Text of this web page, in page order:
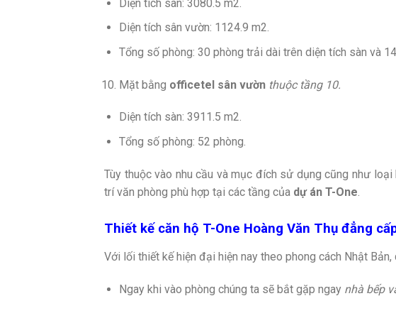
Diện tích sàn: 3080.5 m2.
Diện tích sân vườn: 1124.9 m2.
Tổng số phòng: 30 phòng trải dài trên diện tích sàn và
Mặt bằng officetel sân vườn thuộc tầng 10.
Diện tích sàn: 3911.5 m2.
Tổng số phòng: 52 phòng.
Tùy thuộc vào nhu cầu và mục đích sử dụng cũng như
trí văn phòng phù hợp tại các tầng của dự án T-One
Thiết kế căn hộ T-One Hoàng Văn Thụ đẳng
Với lối thiết kế hiện đại hiện nay theo phong cách Nhật
Ngay khi vào phòng chúng ta sẽ bắt gặp ngay nhà bếp